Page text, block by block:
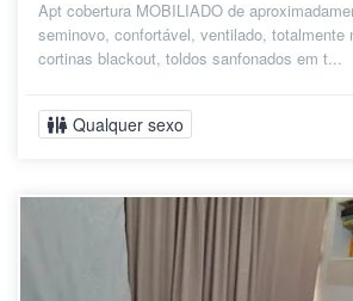
Apt cobertura MOBILIADO de
seminovo, confortável, ventilado, totalmente
cortinas blackout, toldos sanfonados em t...
Qualquer sexo